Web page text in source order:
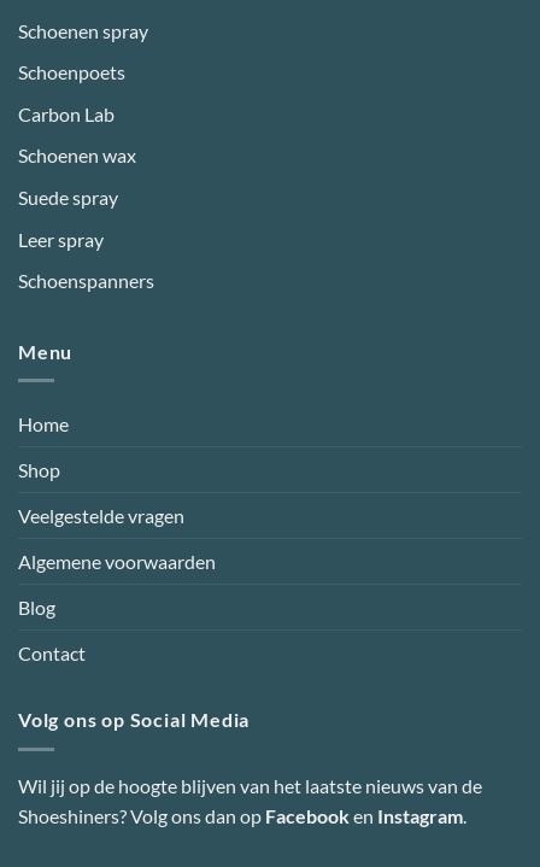
Schoenen spray
Schoenpoets
Carbon Lab
Schoenen wax
Suede spray
Leer spray
Schoenspanners
Menu
Home
Shop
Veelgestelde vragen
Algemene voorwaarden
Blog
Contact
Volg ons op Social Media
Wil jij op de hoogte blijven van het laatste nieuws van de
Shoeshiners? Volg ons dan op Facebooken Instagram.